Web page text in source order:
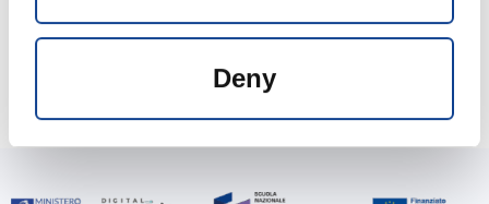
Deny
Friday
9:30 am - 3.00 pm
Sunday
Closed